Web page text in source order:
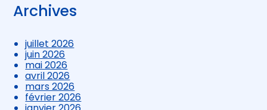
Archives
juillet 2026
juin 2026
mai 2026
avril 2026
mars 2026
février 2026